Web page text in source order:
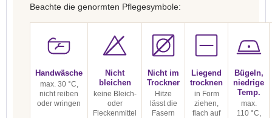
Beachte die genormten Pflegesymbole:
Handwäsche
max. 30 °C,
nicht reiben
oder wringen
Nicht
bleichen
keine Bleich-
oder
Fleckenmittel
Nicht im
Trockner
Hitze
lässt die
Fasern
Liegend
trocknen
in Form
ziehen,
flach auf
Bügeln,
niedrige
Temp.
max.
110 °C,